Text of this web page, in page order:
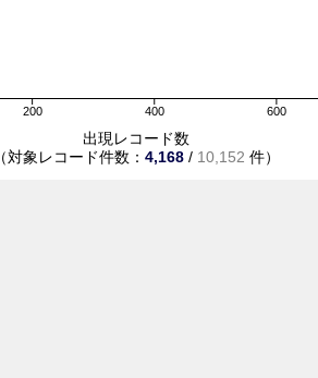
200 400 600
出現レコード数
（対象レコード件数：4,168 / 10,152 件）